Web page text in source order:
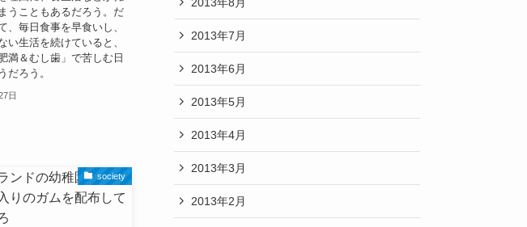
うこともあるだろう。だ
、毎日食事を早食いし、
い生活を続けていると、
満＆むし歯」で苦しむ日
だろう。
日
society
2013年7月
2013年6月
2013年5月
2013年4月
2013年3月
2013年2月